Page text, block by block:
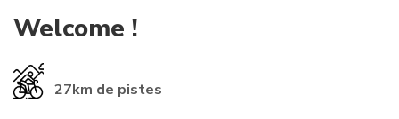
Welcome !
27km de pistes